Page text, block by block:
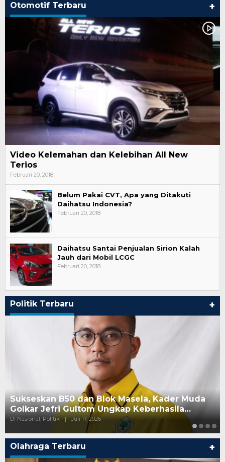
Otomotif Terbaru +
Video Kelemahan dan Kelebihan All New
Terios
Februari 20, 2018
Belum Pakai CVT, Apa yang Ditakuti
Daihatsu Indonesia?
Februari 20, 2018
Daihatsu Santai Penjualan Sirion Kalah
Jauh dari Mobil LCGC
Februari 20, 2018
Politik Terbaru +
100 Hari Rudy–Seno Dinilai Masih Tahap
Konsolidasi, Aksi Nyata Dinantikan
Di Politik | Mei 26, 2025
Olahraga Terbaru +